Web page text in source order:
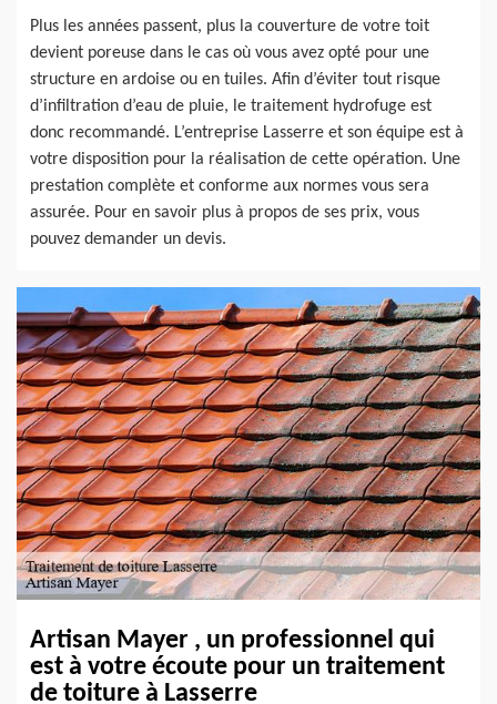
Plus les années passent, plus la couverture de votre toit
devient poreuse dans le cas où vous avez opté pour une
structure en ardoise ou en tuiles. Afin d’éviter tout risque
d’infiltration d’eau de pluie, le traitement hydrofuge est
donc recommandé. L’entreprise Lasserre et son équipe est à
votre disposition pour la réalisation de cette opération. Une
prestation complète et conforme aux normes vous sera
assurée. Pour en savoir plus à propos de ses prix, vous
pouvez demander un devis.
Artisan Mayer , un professionnel qui
est à votre écoute pour un traitement
de toiture à Lasserre